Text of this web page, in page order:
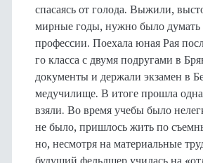
спасаясь от голода. Выжили,
мирные годы, нужно было думать
профессии. Поехала юная Рая
го класса с двумя подругами в
документы и держали экзамен в
медучилище. В итоге прошла
взяли. Во время учебы было
не было, пришлось жить по
но, несмотря на материальные